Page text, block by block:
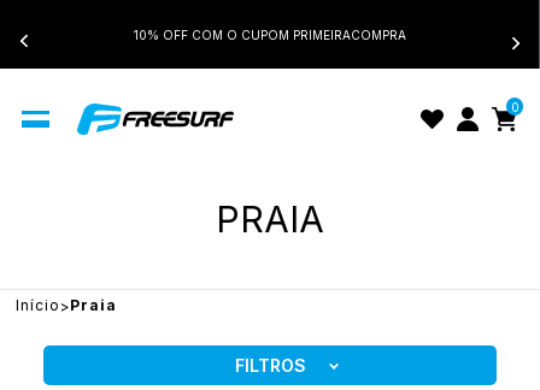
10% OFF COM O CUPOM PRIMEIRACOMPRA
0
PRAIA
Início Praia
FILTROS